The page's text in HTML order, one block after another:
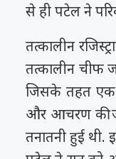
से ही पटेल ने
तत्कालीन
तत्कालीन चीफ
जिसके तहत एक
और आचरण की
तनातनी हुई